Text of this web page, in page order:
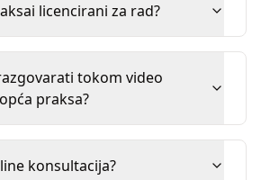
licencirani za rad?
tokom video
praksa?
konsultacija?